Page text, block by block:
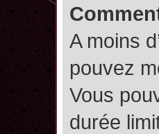
A moins
pouvez
Vous
durée